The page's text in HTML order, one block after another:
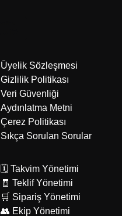
Üyelik Sözleşmesi
Gizlilik Politikası
Veri Güvenliği
Aydınlatma Metni
Çerez Politikası
Sıkça Sorulan Sorular
🗓️ Takvim Yönetimi
🧾 Teklif Yönetimi
🛒 Sipariş Yönetimi
👥 Ekip Yönetimi